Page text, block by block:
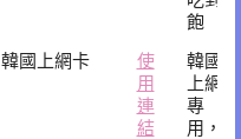
飽
韓國上網卡
使
用
連
結
韓國
上網
專
用，